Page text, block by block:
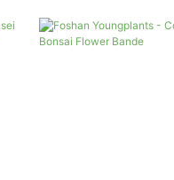
positivos de muchos